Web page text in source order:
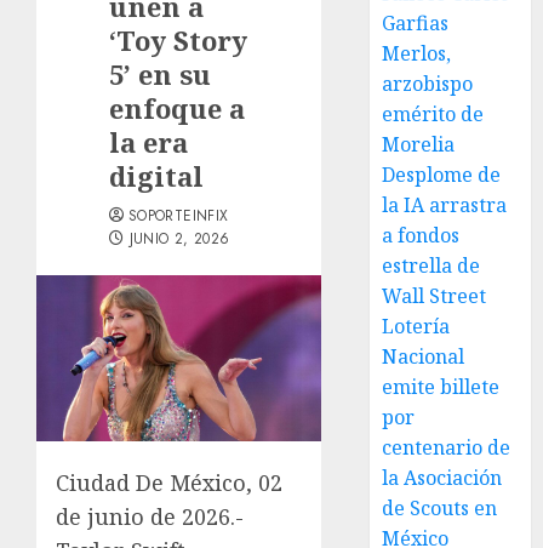
‘Toy Story
5’ en su
enfoque a
la era
digital
SOPORTEINFIX
JUNIO 2, 2026
Ciudad De México, 02
de junio de 2026.-
Garfias
Merlos,
arzobispo
emérito de
Morelia
Desplome de
la IA arrastra
a fondos
estrella de
Wall Street
Lotería
Nacional
emite billete
por
centenario de
la Asociación
de Scouts en
México